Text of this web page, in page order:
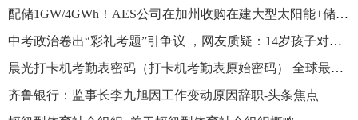
配储1GW/4GWh！AES公司在加州收购在建大型太阳能+储能项目
中考政治卷出“彩礼考题”引争议 ，网友质疑：14岁孩子对彩礼没概念 全球观察
晨光打卡机考勤表密码（打卡机考勤表原始密码） 全球最资讯
齐鲁银行：监事长李九旭因工作变动原因辞职-头条焦点